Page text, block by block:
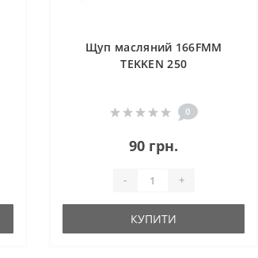
Щуп масляний 166FMM
TEKKEN 250
0
90 грн.
- +
КУПИТИ